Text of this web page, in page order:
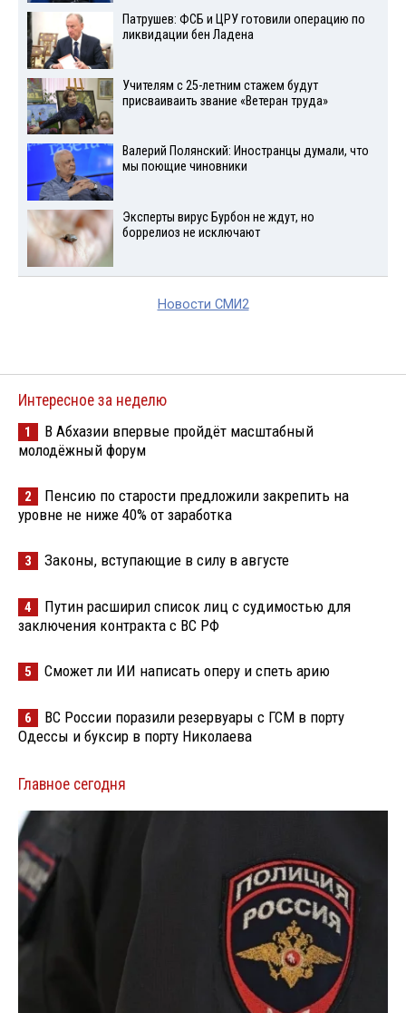
Патрушев: ФСБ и ЦРУ готовили операцию по
ликвидации бен Ладена
Учителям с 25-летним стажем будут
присваиваить звание «Ветеран труда»
Валерий Полянский: Иностранцы думали, что
мы поющие чиновники
Эксперты вирус Бурбон не ждут, но
боррелиоз не исключают
Новости СМИ2
Интересное за неделю
1
В Абхазии впервые пройдёт масштабный
молодёжный форум
2
Пенсию по старости предложили закрепить на
уровне не ниже 40% от заработка
3 Законы, вступающие в силу в августе
4
Путин расширил список лиц с судимостью для
заключения контракта с ВС РФ
5 Сможет ли ИИ написать оперу и спеть арию
6
ВС России поразили резервуары с ГСМ в порту
Одессы и буксир в порту Николаева
Главное сегодня